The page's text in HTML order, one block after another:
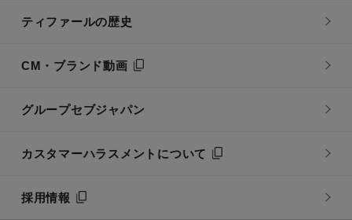
ティファールの歴史
CM・ブランド動画
グループセブジャパン
カスタマーハラスメントについて
採用情報